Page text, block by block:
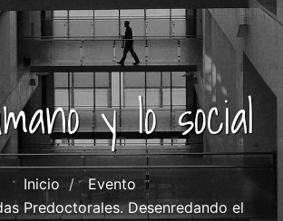
y lo social
Inicio
Evento
Predoctorales. Desenredando el